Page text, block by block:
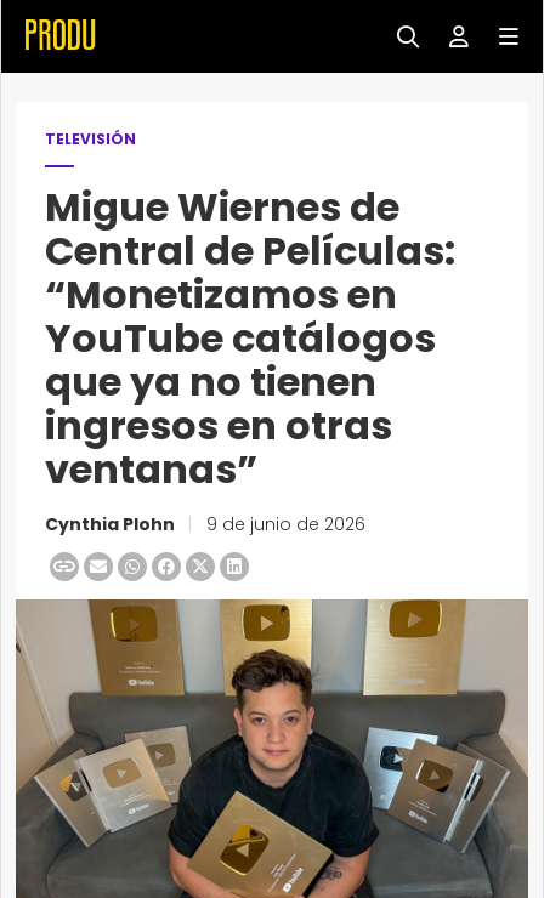
TELEVISIÓN
Migue Wiernes de
Central de Películas:
“Monetizamos en
YouTube catálogos
que ya no tienen
ingresos en otras
ventanas”
Cynthia Plohn 9 de junio de 2026